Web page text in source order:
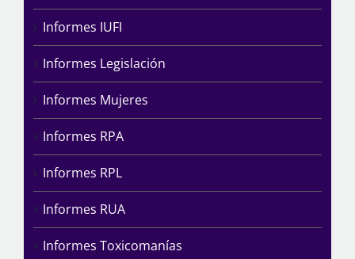
Informes IUFI
Informes Legislación
Informes Mujeres
Informes RPA
Informes RPL
Informes RUA
Informes Toxicomanías